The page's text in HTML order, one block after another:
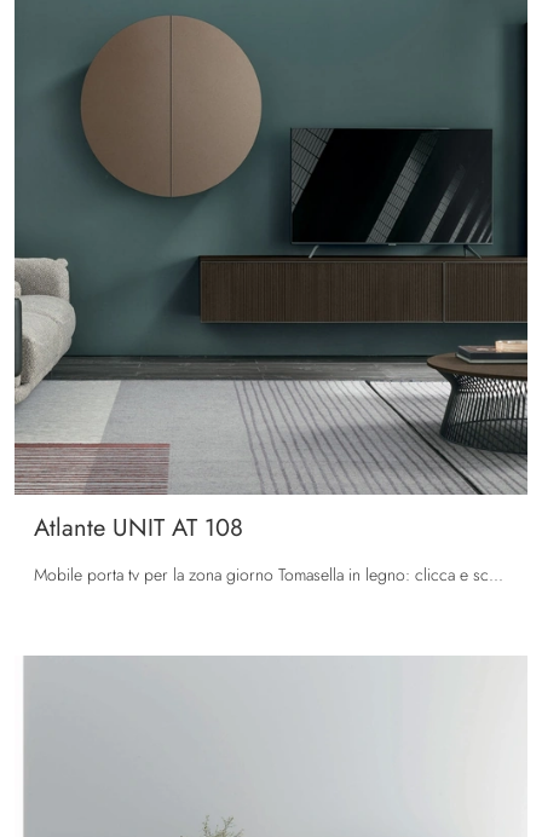
Atlante UNIT AT 108
Mobile porta tv per la zona giorno Tomasella in legno: clicca e scopri di più sul modello Atlante UNIT AT 108, ideale per spazi moderni.